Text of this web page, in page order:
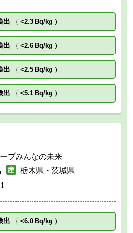
出 （ <2.3 Bq/kg ）
出 （ <2.6 Bq/kg ）
出 （ <2.5 Bq/kg ）
出 （ <5.1 Bq/kg ）
プみんなの未来
栃木県・茨城県
出 （ <6.0 Bq/kg ）